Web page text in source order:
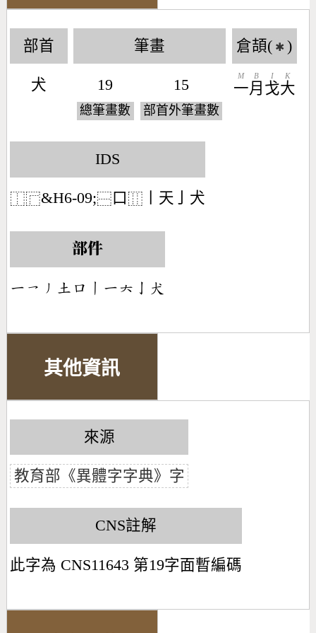
部首
犬
筆畫
19
總筆畫數
15
部首外筆畫數
倉頡( ✱ )
一
M
月
B
戈
I
大
K
IDS
⿰⿸&H6-09;⿱ 口 ⿲ 丨天亅犬
部件
󶀀󶀏󶀃󶁢󶁶󶀂󶀀󶁩󶀉󶂿
其他資訊
來源
教育部《異體字字典》字
CNS註解
此字為 CNS11643 第19字面暫編碼